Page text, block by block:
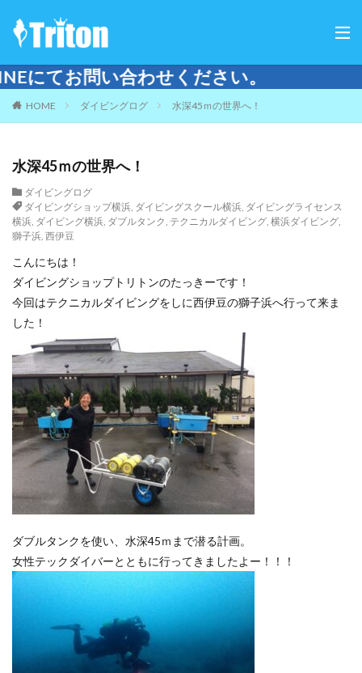
ださい。
HOME ダイビングログ 水深45ｍの世界へ！
水深45ｍの世界へ！
ダイビングログ
ダイビングショップ横浜, ダイビングスクール横浜, ダイビングライセンス
横浜, ダイビング横浜, ダブルタンク, テクニカルダイビング, 横浜ダイビング,
獅子浜, 西伊豆
こんにちは！
ダイビングショップトリトンのたっきーです！
今回はテクニカルダイビングをしに西伊豆の獅子浜へ行って来ま
した！
ダブルタンクを使い、水深45ｍまで潜る計画。
女性テックダイバーとともに行ってきましたよー！！！